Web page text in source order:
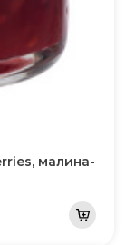
малина-